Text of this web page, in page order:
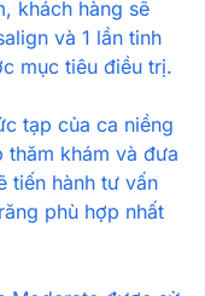
khách hàng sẽ
và 1 lần tinh
mục tiêu điều trị.
tạp của ca niềng
khám và đưa
tiến hành tư vấn
phù hợp nhất